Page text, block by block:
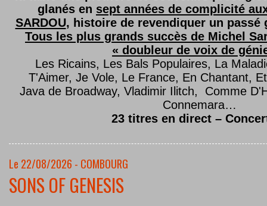
glanés en sept années de complicité
SARDOU, histoire de revendiquer un passé
Tous les plus grands succès de Michel
« doubleur de voix de
Les Ricains, Les Bals Populaires, La
T'Aimer, Je Vole, Le France, En Chantant,
Java de Broadway, Vladimir Ilitch, Comme
Connemara…
23 titres en direct –
Le 22/08/2026 - COMBOURG
SONS OF GENESIS